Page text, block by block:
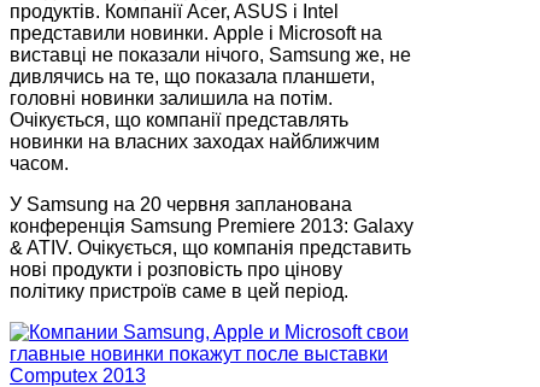
продуктів. Компанії Acer, ASUS і Intel
представили новинки. Apple і Microsoft на
виставці не показали нічого, Samsung же, не
дивлячись на те, що показала планшети,
головні новинки залишила на потім.
Очікується, що компанії представлять
новинки на власних заходах найближчим
часом.
У Samsung на 20 червня запланована
конференція Samsung Premiere 2013: Galaxy
& ATIV. Очікується, що компанія представить
нові продукти і розповість про цінову
політику пристроїв саме в цей період.